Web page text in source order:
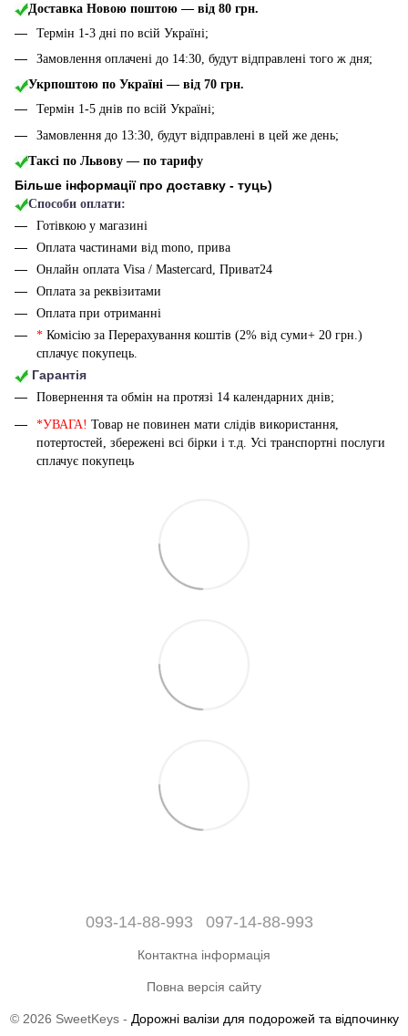
Доставка Новою поштою — від 80 грн.
Термін 1-3 дні по всій Україні;
Замовлення оплачені до 14:30, будут відправлені того ж дня;
Укрпоштою по Україні — від 70 грн.
Термін 1-5 днів по всій Україні;
Замовлення до 13:30, будут відправлені в цей же день;
Таксі по Львову — по тарифу
Більше інформації про доставку - туць)
Способи оплати:
Готівкою у магазині
Оплата частинами від mono, прива
Онлайн оплата Visa / Mastercard, Приват24
Оплата за реквізитами
Оплата при отриманні
* Комісію за Перерахування коштів (2% від суми+ 20 грн.)
сплачує покупець.
Гарантія
Повернення та обмін на протязі 14 календарних днів;
*УВАГА! Товар не повинен мати слідів використання,
потертостей, збережені всі бірки і т.д. Усі транспортні послуги
сплачує покупець
093-14-88-993 097-14-88-993
Контактна інформація
Повна версія сайту
© 2026 SweetKeys - Дорожні валізи для подорожей та відпочинку